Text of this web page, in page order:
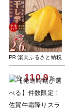
PR:楽天ふるさと納税
12位110.9％